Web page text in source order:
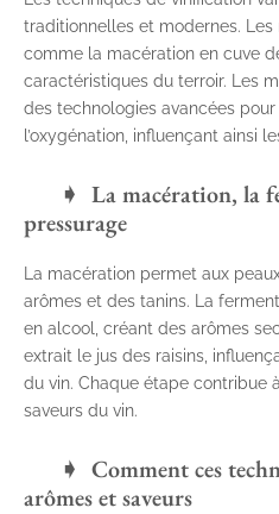
traditionnelles et modernes.
comme la macération en cuve
caractéristiques du terroir. Les
des technologies avancées
l’oxygénation, influençant ainsi
La macération, la
pressurage
La macération permet aux
arômes et des tanins. La
en alcool, créant des arômes
extrait le jus des raisins,
du vin. Chaque étape contribue
saveurs du vin.
Comment ces
arômes et saveurs